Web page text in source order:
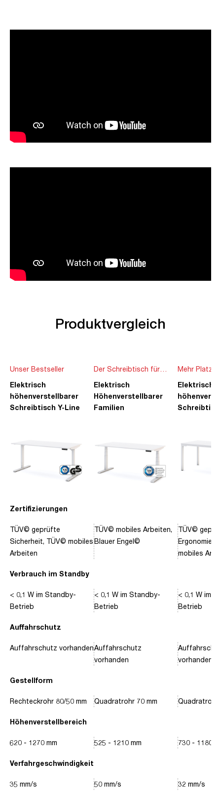
Produktvergleich
Zertifizierungen
Verbrauch im Standby
Auffahrschutz
Gestellform
Höhenverstellbereich
Verfahrgeschwindigkeit
Unser Bestseller
Elektrisch
höhenverstellbarer
Schreibtisch Y-Line
TÜV© geprüfte
Sicherheit, TÜV© mobiles
Arbeiten
< 0,1 W im Standby-
Betrieb
Auffahrschutz vorhanden
Rechteckrohr 80/50 mm
620 - 1270 mm
35 mm/s
Der Schreibtisch für
die ganze Familie
Elektrisch
Höhenverstellbarer
Familien
TÜV© mobiles Arbeiten,
Blauer Engel©
< 0,1 W im Standby-
Betrieb
Auffahrschutz
vorhanden
Quadratrohr 70 mm
525 - 1210 mm
50 mm/s
Mehr Platz
Ideen
Elektrisch
TÜV©
Ergonomie,
mobiles
< 0,1 W im
Betrieb
vorhanden
Quadratrohr
730 - 1180
32 mm/s